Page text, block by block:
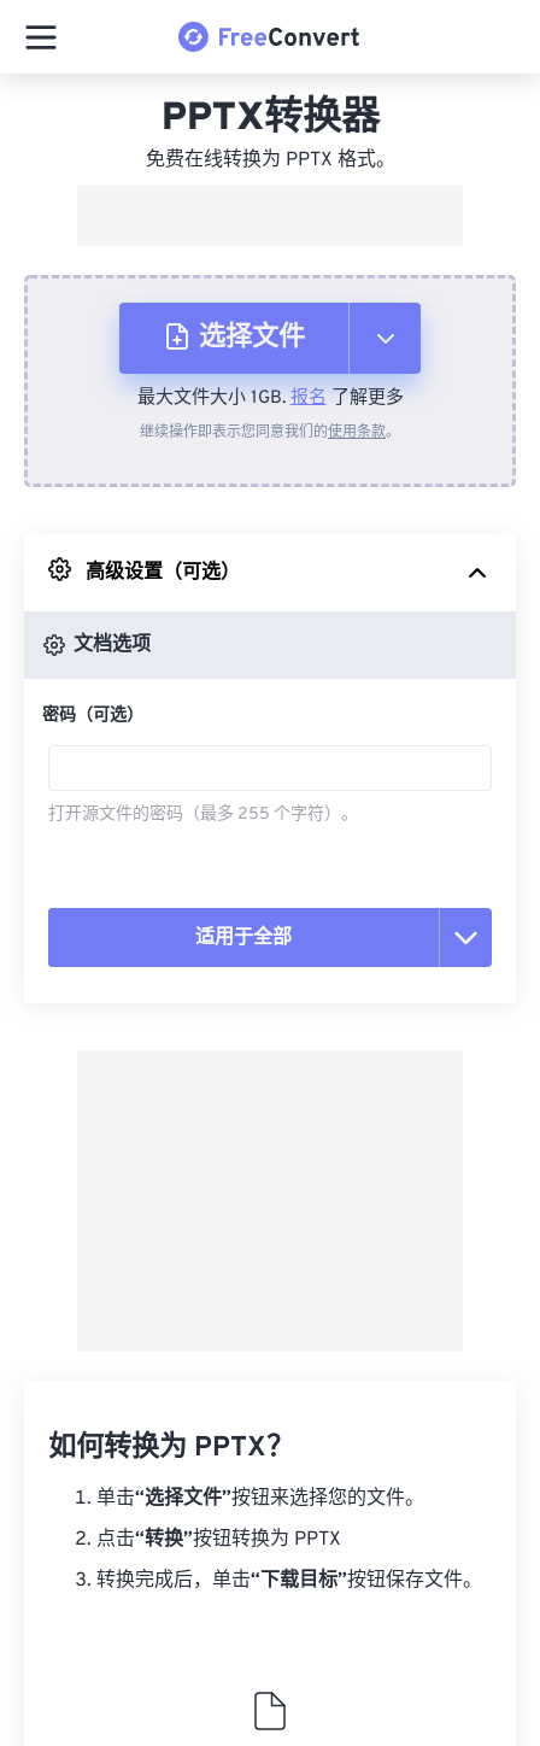
PPTX转换器
免费在线转换为 PPTX 格式。
选择文件
从设备
来自 Google Drive
最大文件大小 1GB.报名了解更多
继续操作即表示您同意我们的使用条款。
高级设置（可选）
文档选项
密码（可选）
打开源文件的密码（最多 255 个字符）。
适用于全部
如何转换为 PPTX？
单击“选择文件”按钮来选择您的文件。
点击“转换”按钮转换为 PPTX
转换完成后，单击“下载目标”按钮保存文件。